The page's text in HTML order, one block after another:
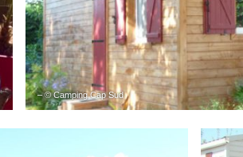
– © Camping Cap Sud